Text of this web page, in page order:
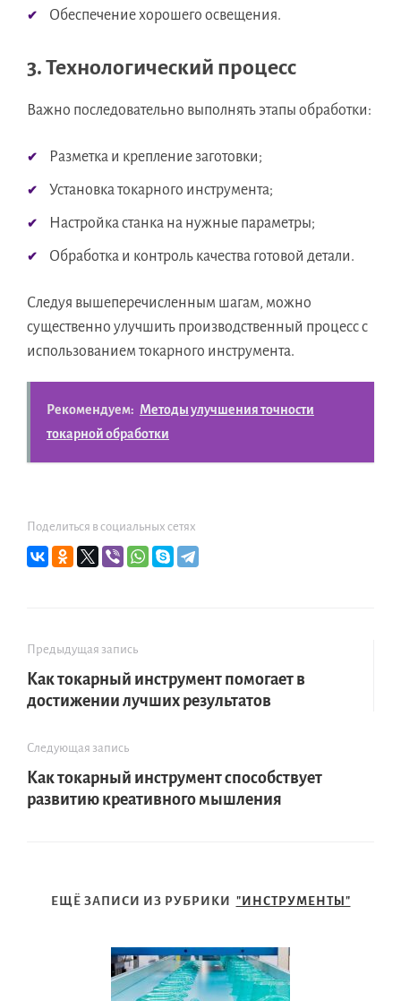
Обеспечение хорошего освещения.
3. Технологический процесс
Важно последовательно выполнять этапы обработки:
Разметка и крепление заготовки;
Установка токарного инструмента;
Настройка станка на нужные параметры;
Обработка и контроль качества готовой детали.
Следуя вышеперечисленным шагам, можно
существенно улучшить производственный процесс с
использованием токарного инструмента.
Рекомендуем: Методы улучшения точности
токарной обработки
Поделиться в социальных сетях
Предыдущая запись
Как токарный инструмент помогает в
достижении лучших результатов
Следующая запись
Как токарный инструмент способствует
развитию креативного мышления
ЕЩЁ ЗАПИСИ ИЗ РУБРИКИ "ИНСТРУМЕНТЫ"